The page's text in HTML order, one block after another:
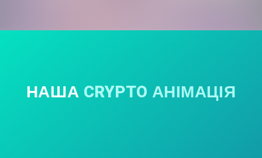
НАША CRYPTO АНІМАЦІЯ